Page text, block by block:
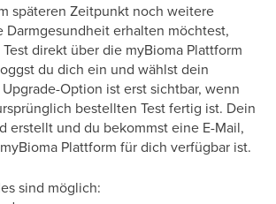
späteren Zeitpunkt noch weitere
Darmgesundheit erhalten möchtest,
direkt über die myBioma Plattform
du dich ein und wählst dein
Option ist erst sichtbar, wenn
bestellten Test fertig ist. Dein
erstellt und du bekommst eine E-Mail,
Plattform für dich verfügbar ist.
sind möglich: